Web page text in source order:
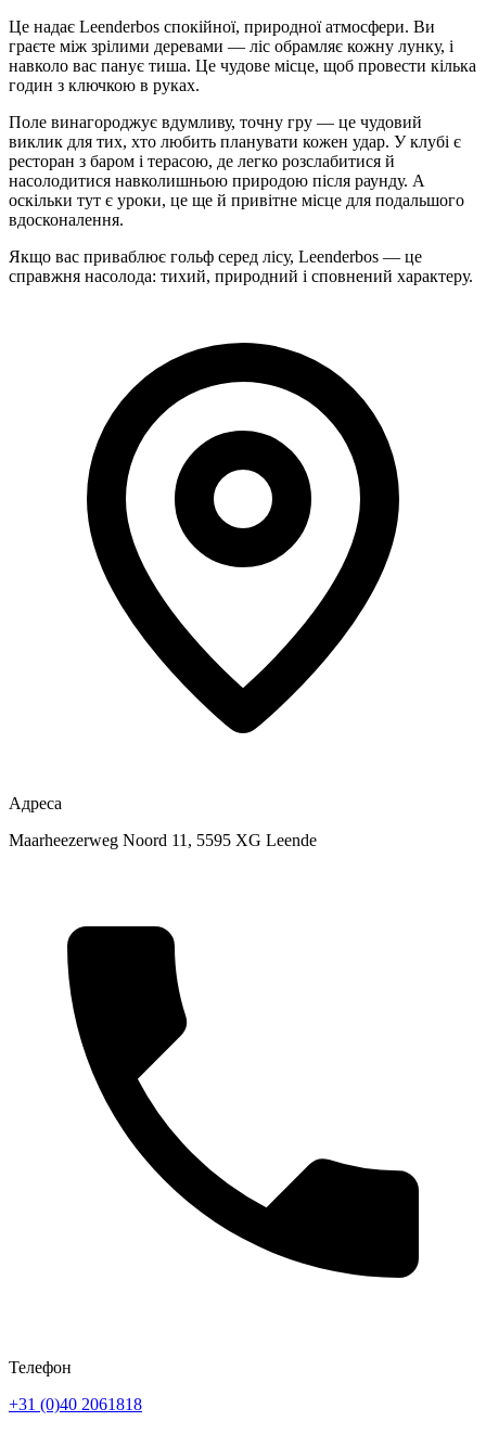
Це надає Leenderbos спокійної, природної атмосфери. Ви
граєте між зрілими деревами — ліс обрамляє кожну лунку, і
навколо вас панує тиша. Це чудове місце, щоб провести кілька
годин з ключкою в руках.
Поле винагороджує вдумливу, точну гру — це чудовий
виклик для тих, хто любить планувати кожен удар. У клубі є
ресторан з баром і терасою, де легко розслабитися й
насолодитися навколишньою природою після раунду. А
оскільки тут є уроки, це ще й привітне місце для подальшого
вдосконалення.
Якщо вас приваблює гольф серед лісу, Leenderbos — це
справжня насолода: тихий, природний і сповнений характеру.
Адреса
Maarheezerweg Noord 11, 5595 XG Leende
Телефон
+31 (0)40 2061818